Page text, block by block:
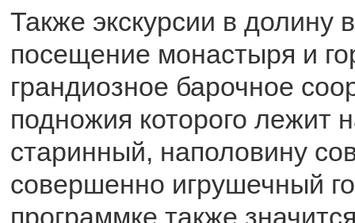
Также экскурсии в долину
посещение монастыря и
грандиозное барочное
подножия которого лежит
старинный, наполовину
совершенно игрушечный
программке также